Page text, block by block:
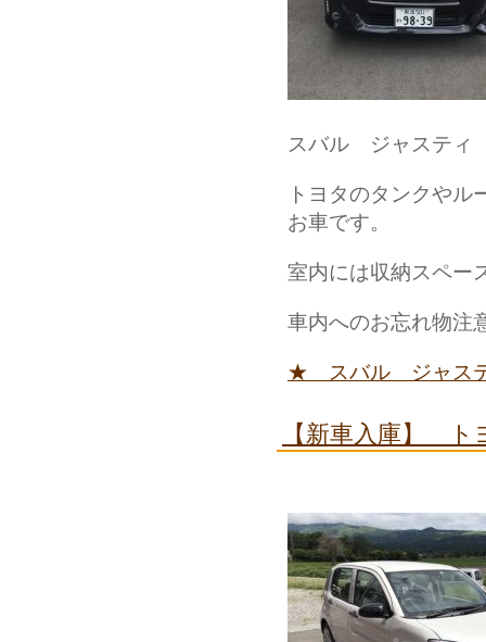
スバル ジャスティ
トヨタのタンクや
お車です。
室内には収納スペー
車内へのお忘れ物注
★ スバル ジャス
【新車入庫】